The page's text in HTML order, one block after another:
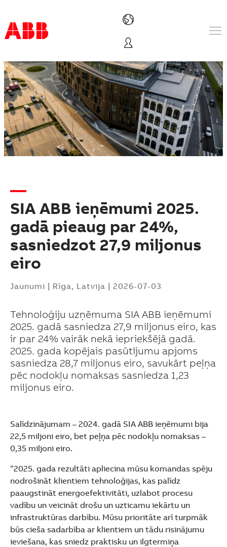
Products & Solutions
Industries
Services
About us
Where to buy
Contact us
Careers
Suggestions
Products
Shopping list preview
SIA ABB ieņēmumi 2025.
gadā pieaug par 24%,
sasniedzot 27,9 miljonus
eiro
Jaunumi | Rīga, Latvija | 2026-07-03
Tehnoloģiju uzņēmuma SIA ABB ieņēmumi
2025. gadā sasniedza 27,9 miljonus eiro, kas
ir par 24% vairāk nekā iepriekšējā gadā.
2025. gada kopējais pasūtījumu apjoms
sasniedza 28,7 miljonus eiro, savukārt peļņa
pēc nodokļu nomaksas sasniedza 1,23
miljonus eiro.
Salīdzinājumam – 2024. gadā SIA ABB ieņēmumi bija
22,5 miljoni eiro, bet peļņa pēc nodokļu nomaksas –
0,35 miljoni eiro.
“2025. gada rezultāti apliecina mūsu komandas spēju
nodrošināt klientiem tehnoloģijas, kas palīdz
paaugstināt energoefektivitāti, uzlabot procesu
vadību un veicināt drošu un uzticamu iekārtu un
infrastruktūras darbību. Mūsu prioritāte arī turpmāk
būs cieša sadarbība ar klientiem un tādu risinājumu
ieviešana, kas sniedz praktisku un ilgtermiņa